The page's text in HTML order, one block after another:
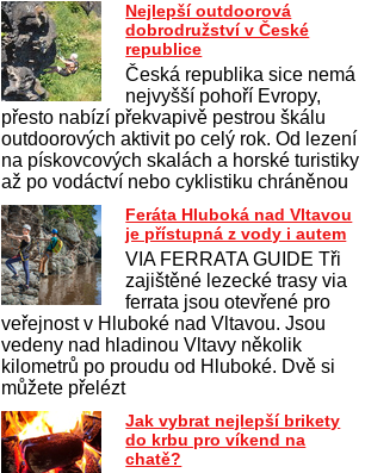
Nejlepší outdoorová
dobrodružství v České
republice
Česká republika sice nemá
nejvyšší pohoří Evropy,
přesto nabízí překvapivě pestrou škálu
outdoorových aktivit po celý rok. Od lezení
na pískovcových skalách a horské turistiky
až po vodáctví nebo cyklistiku chráněnou
Feráta Hluboká nad Vltavou
je přístupná z vody i autem
VIA FERRATA GUIDE Tři
zajištěné lezecké trasy via
ferrata jsou otevřené pro
veřejnost v Hluboké nad Vltavou. Jsou
vedeny nad hladinou Vltavy několik
kilometrů po proudu od Hluboké. Dvě si
můžete přelézt
Jak vybrat nejlepší brikety
do krbu pro víkend na
chatě?